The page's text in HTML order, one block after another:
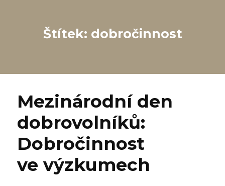
Štítek: dobročinnost
Mezinárodní den
dobrovolníků:
Dobročinnost
ve výzkumech